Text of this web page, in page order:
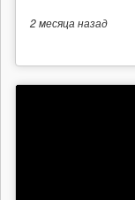
2 месяцаназад